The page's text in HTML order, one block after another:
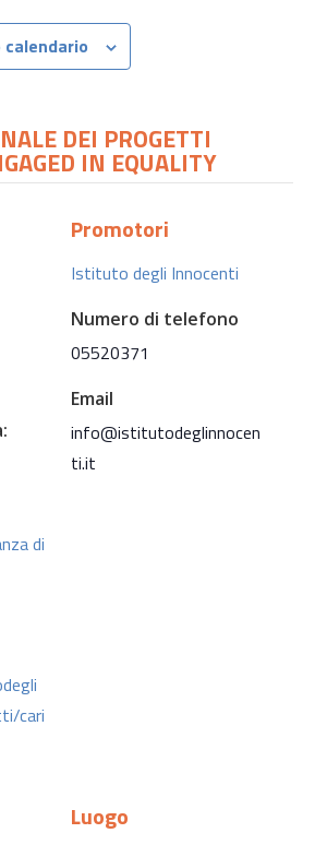
DEI PROGETTI
IN EQUALITY
di
cari
Luogo
Promotori
Istituto degli Innocenti
Numero di telefono
05520371
Email
info@istitutodeglinnocen
ti.it